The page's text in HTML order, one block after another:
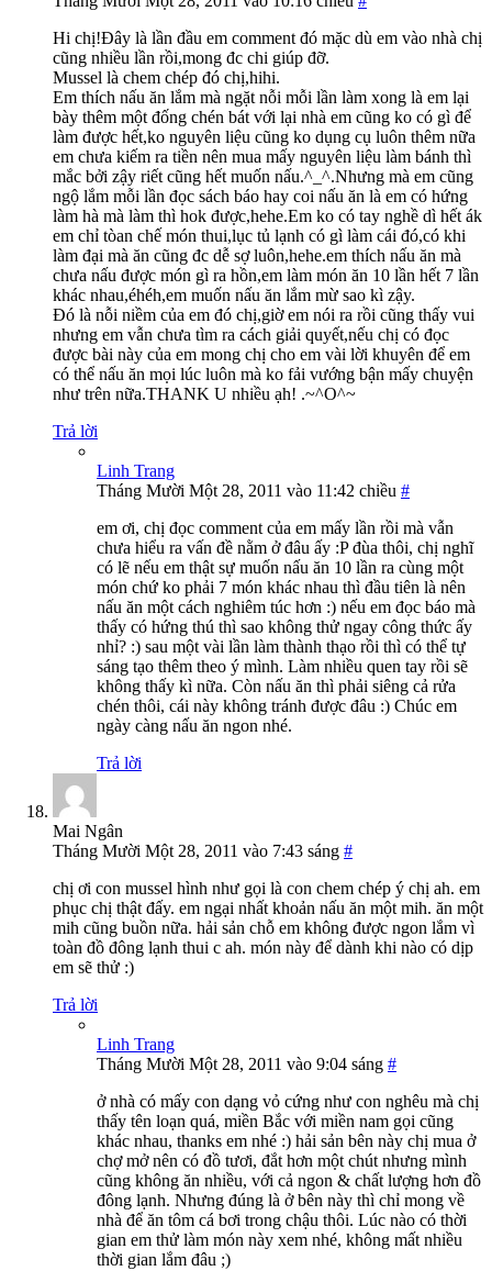
Hi chị!Đây là lần đầu em comment đó mặc dù em vào nhà chị
cũng nhiều lần rồi,mong đc chi giúp đỡ.
Mussel là chem chép đó chị,hihi.
Em thích nấu ăn lắm mà ngặt nỗi mỗi lần làm xong là em lại
bày thêm một đống chén bát với lại nhà em cũng ko có gì để
làm được hết,ko nguyên liệu cũng ko dụng cụ luôn thêm nữa
em chưa kiếm ra tiền nên mua mấy nguyên liệu làm bánh thì
mắc bởi zậy riết cũng hết muốn nấu.^_^.Nhưng mà em cũng
ngộ lắm mỗi lần đọc sách báo hay coi nấu ăn là em có hứng
làm hà mà làm thì hok được,hehe.Em ko có tay nghề dì hết ák
em chỉ tòan chế món thui,lục tủ lạnh có gì làm cái đó,có khi
làm đại mà ăn cũng đc dễ sợ luôn,hehe.em thích nấu ăn mà
chưa nấu được món gì ra hồn,em làm món ăn 10 lần hết 7 lần
khác nhau,éhéh,em muốn nấu ăn lắm mừ sao kì zậy.
Đó là nỗi niềm của em đó chị,giờ em nói ra rồi cũng thấy vui
nhưng em vẫn chưa tìm ra cách giải quyết,nếu chị có đọc
được bài này của em mong chị cho em vài lời khuyên để em
có thể nấu ăn mọi lúc luôn mà ko fải vướng bận mấy chuyện
như trên nữa.THANK U nhiều ạh! .~^O^~
Trả lời
Linh Trang
Tháng Mười Một 28, 2011 vào 11:42 chiều #
em ơi, chị đọc comment của em mấy lần rồi mà vẫn
chưa hiểu ra vấn đề nằm ở đâu ấy :P đùa thôi, chị nghĩ
có lẽ nếu em thật sự muốn nấu ăn 10 lần ra cùng một
món chứ ko phải 7 món khác nhau thì đầu tiên là nên
nấu ăn một cách nghiêm túc hơn :) nếu em đọc báo mà
thấy có hứng thú thì sao không thử ngay công thức ấy
nhỉ? :) sau một vài lần làm thành thạo rồi thì có thể tự
sáng tạo thêm theo ý mình. Làm nhiều quen tay rồi sẽ
không thấy kì nữa. Còn nấu ăn thì phải siêng cả rửa
chén thôi, cái này không tránh được đâu :) Chúc em
ngày càng nấu ăn ngon nhé.
Trả lời
Mai Ngân
Tháng Mười Một 28, 2011 vào 7:43 sáng #
chị ơi con mussel hình như gọi là con chem chép ý chị ah. em
phục chị thật đấy. em ngại nhất khoản nấu ăn một mih. ăn một
mih cũng buồn nữa. hải sản chỗ em không được ngon lắm vì
toàn đồ đông lạnh thui c ah. món này để dành khi nào có dịp
em sẽ thử :)
Trả lời
Linh Trang
Tháng Mười Một 28, 2011 vào 9:04 sáng #
ở nhà có mấy con dạng vỏ cứng như con nghêu mà chị
thấy tên loạn quá, miền Bắc với miền nam gọi cũng
khác nhau, thanks em nhé :) hải sản bên này chị mua ở
chợ mở nên có đồ tươi, đắt hơn một chút nhưng mình
cũng không ăn nhiều, với cả ngon & chất lượng hơn đồ
đông lạnh. Nhưng đúng là ở bên này thì chỉ mong về
nhà để ăn tôm cá bơi trong chậu thôi. Lúc nào có thời
gian em thử làm món này xem nhé, không mất nhiều
thời gian lắm đâu ;)